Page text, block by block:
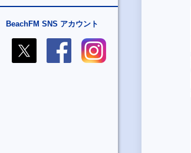
BeachFM SNS アカウント